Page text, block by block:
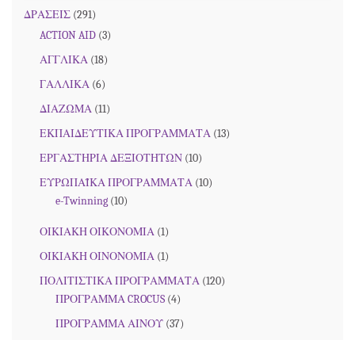
ΔΡΑΣΕΙΣ (291)
ACTION AID (3)
ΑΓΓΛΙΚΑ (18)
ΓΑΛΛΙΚΑ (6)
ΔΙΑΖΩΜΑ (11)
ΕΚΠΑΙΔΕΥΤΙΚΑ ΠΡΟΓΡΑΜΜΑΤΑ (13)
ΕΡΓΑΣΤΗΡΙΑ ΔΕΞΙΟΤΗΤΩΝ (10)
ΕΥΡΩΠΑΪΚΑ ΠΡΟΓΡΑΜΜΑΤΑ (10)
e-Twinning (10)
ΟΙΚΙΑΚΗ ΟΙΚΟΝΟΜΙΑ (1)
ΟΙΚΙΑΚΗ ΟΙΝΟΝΟΜΙΑ (1)
ΠΟΛΙΤΙΣΤΙΚΑ ΠΡΟΓΡΑΜΜΑΤΑ (120)
ΠΡΟΓΡΑΜΜΑ CROCUS (4)
ΠΡΟΓΡΑΜΜΑ ΑΙΝΟΥ (37)